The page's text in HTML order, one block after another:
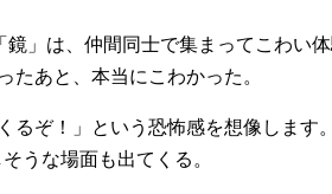
」は、仲間同士で集まってこわい
あと、本当にこわかった。
ぞ！」という恐怖感を想像します
うな場面も出てくる。